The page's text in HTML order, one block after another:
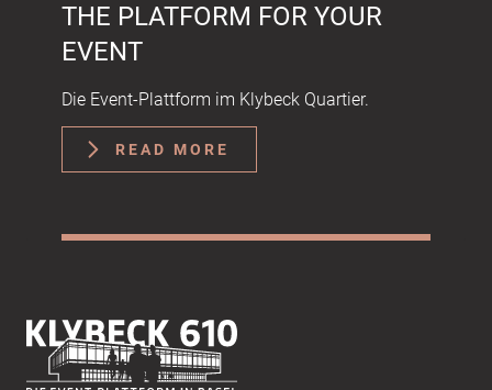
THE PLATFORM FOR YOUR
EVENT
Die Event-Plattform im Klybeck Quartier.
READ MORE